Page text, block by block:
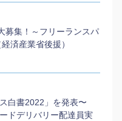
募集！～フリーランスパ
済産業省後援）
白書2022」を発表〜
ドデリバリー配達員実